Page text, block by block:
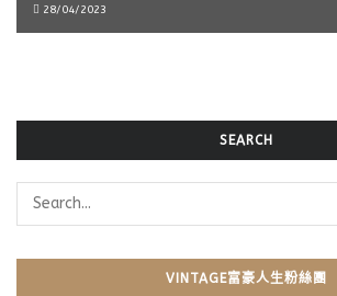
28/04/2023
SEARCH
VINTAGE富豪人生粉絲團